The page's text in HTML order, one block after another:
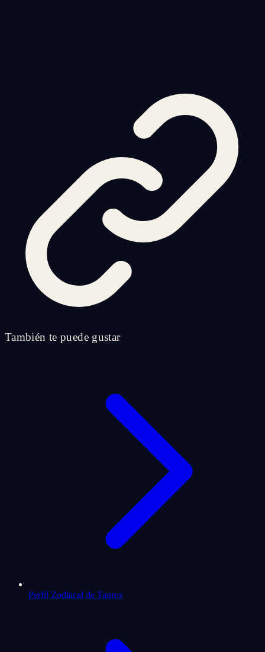
También te puede gustar
Perfil Zodiacal de Taurus